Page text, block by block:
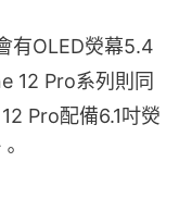
有OLED熒幕5.4
12 Pro系列則同
Pro配備6.1吋熒